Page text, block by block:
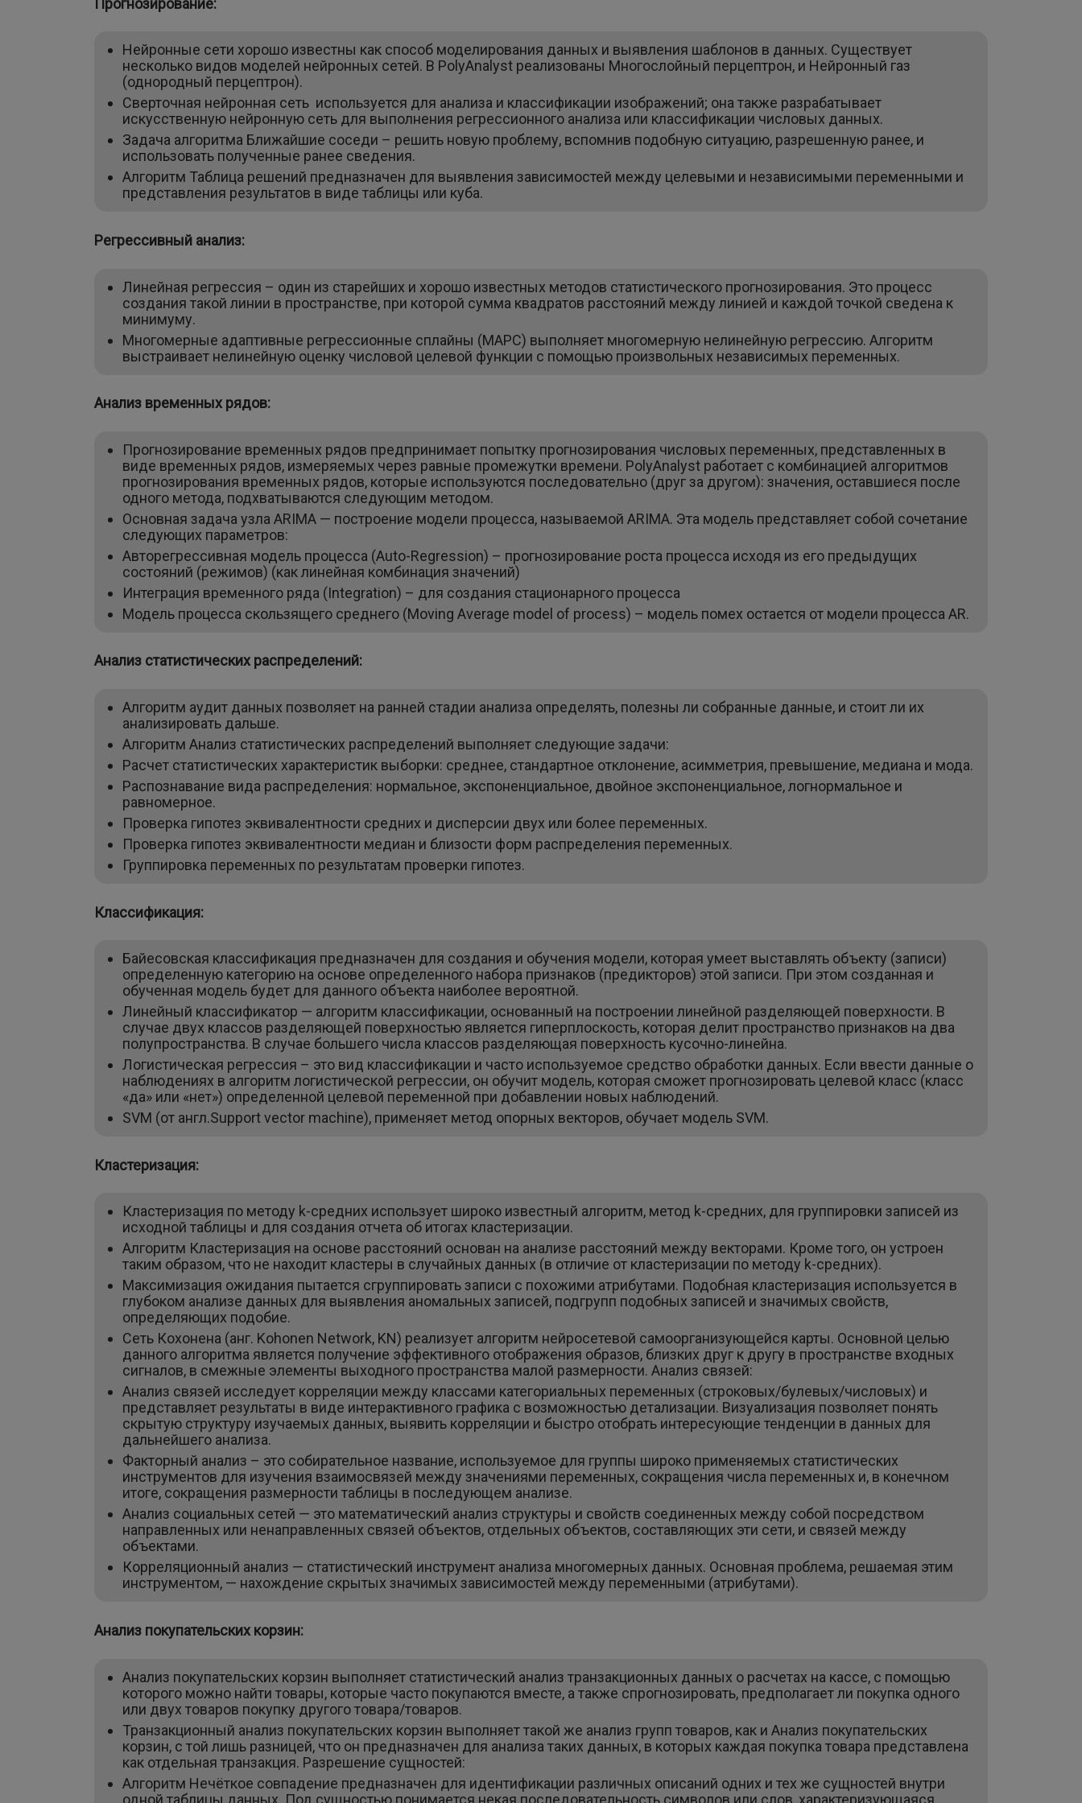
Прогнозирование:
Нейронные сети хорошо известны как способ моделирования данных и выявления шаблонов в данных. Существует
несколько видов моделей нейронных сетей. В PolyAnalyst реализованы Многослойный перцептрон, и Нейронный газ
(однородный перцептрон).
Сверточная нейронная сеть используется для анализа и классификации изображений; она также разрабатывает
искусственную нейронную сеть для выполнения регрессионного анализа или классификации числовых данных.
Задача алгоритма Ближайшие соседи – решить новую проблему, вспомнив подобную ситуацию, разрешенную ранее, и
использовать полученные ранее сведения.
Алгоритм Таблица решений предназначен для выявления зависимостей между целевыми и независимыми переменными и
представления результатов в виде таблицы или куба.
Регрессивный анализ:
Линейная регрессия – один из старейших и хорошо известных методов статистического прогнозирования. Это процесс
создания такой линии в пространстве, при которой сумма квадратов расстояний между линией и каждой точкой сведена к
минимуму.
Многомерные адаптивные регрессионные сплайны (МАРС) выполняет многомерную нелинейную регрессию. Алгоритм
выстраивает нелинейную оценку числовой целевой функции с помощью произвольных независимых переменных.
Анализ временных рядов:
Прогнозирование временных рядов предпринимает попытку прогнозирования числовых переменных, представленных в
виде временных рядов, измеряемых через равные промежутки времени. PolyAnalyst работает с комбинацией алгоритмов
прогнозирования временных рядов, которые используются последовательно (друг за другом): значения, оставшиеся после
одного метода, подхватываются следующим методом.
Основная задача узла ARIMA — построение модели процесса, называемой ARIMA. Эта модель представляет собой сочетание
следующих параметров:
Авторегрессивная модель процесса (Auto-Regression) – прогнозирование роста процесса исходя из его предыдущих
состояний (режимов) (как линейная комбинация значений)
Интеграция временного ряда (Integration) – для создания стационарного процесса
Модель процесса скользящего среднего (Moving Average model of process) – модель помех остается от модели процесса AR.
Анализ статистических распределений:
Алгоритм аудит данных позволяет на ранней стадии анализа определять, полезны ли собранные данные, и стоит ли их
анализировать дальше.
Алгоритм Анализ статистических распределений выполняет следующие задачи:
Расчет статистических характеристик выборки: среднее, стандартное отклонение, асимметрия, превышение, медиана и мода.
Распознавание вида распределения: нормальное, экспоненциальное, двойное экспоненциальное, логнормальное и
равномерное.
Проверка гипотез эквивалентности средних и дисперсии двух или более переменных.
Проверка гипотез эквивалентности медиан и близости форм распределения переменных.
Группировка переменных по результатам проверки гипотез.
Классификация:
Байесовская классификация предназначен для создания и обучения модели, которая умеет выставлять объекту (записи)
определенную категорию на основе определенного набора признаков (предикторов) этой записи. При этом созданная и
обученная модель будет для данного объекта наиболее вероятной.
Линейный классификатор — алгоритм классификации, основанный на построении линейной разделяющей поверхности. В
случае двух классов разделяющей поверхностью является гиперплоскость, которая делит пространство признаков на два
полупространства. В случае большего числа классов разделяющая поверхность кусочно-линейна.
Логистическая регрессия – это вид классификации и часто используемое средство обработки данных. Если ввести данные о
наблюдениях в алгоритм логистической регрессии, он обучит модель, которая сможет прогнозировать целевой класс (класс
«да» или «нет») определенной целевой переменной при добавлении новых наблюдений.
SVM (от англ.Support vector machine), применяет метод опорных векторов, обучает модель SVM.
Кластеризация:
Кластеризация по методу k-средних использует широко известный алгоритм, метод k-средних, для группировки записей из
исходной таблицы и для создания отчета об итогах кластеризации.
Алгоритм Кластеризация на основе расстояний основан на анализе расстояний между векторами. Кроме того, он устроен
таким образом, что не находит кластеры в случайных данных (в отличие от кластеризации по методу k-средних).
Максимизация ожидания пытается сгруппировать записи с похожими атрибутами. Подобная кластеризация используется в
глубоком анализе данных для выявления аномальных записей, подгрупп подобных записей и значимых свойств,
определяющих подобие.
Сеть Кохонена (анг. Kohonen Network, KN) реализует алгоритм нейросетевой самоорганизующейся карты. Основной целью
данного алгоритма является получение эффективного отображения образов, близких друг к другу в пространстве входных
сигналов, в смежные элементы выходного пространства малой размерности. Анализ связей:
Анализ связей исследует корреляции между классами категориальных переменных (строковых/булевых/числовых) и
представляет результаты в виде интерактивного графика с возможностью детализации. Визуализация позволяет понять
скрытую структуру изучаемых данных, выявить корреляции и быстро отобрать интересующие тенденции в данных для
дальнейшего анализа.
Факторный анализ – это собирательное название, используемое для группы широко применяемых статистических
инструментов для изучения взаимосвязей между значениями переменных, сокращения числа переменных и, в конечном
итоге, сокращения размерности таблицы в последующем анализе.
Анализ социальных сетей — это математический анализ структуры и свойств соединенных между собой посредством
направленных или ненаправленных связей объектов, отдельных объектов, составляющих эти сети, и связей между
объектами.
Корреляционный анализ — статистический инструмент анализа многомерных данных. Основная проблема, решаемая этим
инструментом, — нахождение скрытых значимых зависимостей между переменными (атрибутами).
Анализ покупательских корзин:
Анализ покупательских корзин выполняет статистический анализ транзакционных данных о расчетах на кассе, с помощью
которого можно найти товары, которые часто покупаются вместе, а также спрогнозировать, предполагает ли покупка одного
или двух товаров покупку другого товара/товаров.
Транзакционный анализ покупательских корзин выполняет такой же анализ групп товаров, как и Анализ покупательских
корзин, с той лишь разницей, что он предназначен для анализа таких данных, в которых каждая покупка товара представлена
как отдельная транзакция. Разрешение сущностей:
Алгоритм Нечёткое совпадение предназначен для идентификации различных описаний одних и тех же сущностей внутри
одной таблицы данных. Под сущностью понимается некая последовательность символов или слов, характеризующаяся